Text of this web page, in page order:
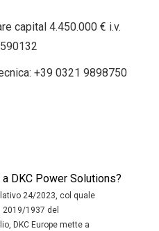
capital 4.450.000 € i.v.
+39 0321 9898750
DKC Power Solutions?
24/2023, col quale
2019/1937 del
DKC Europe mette a